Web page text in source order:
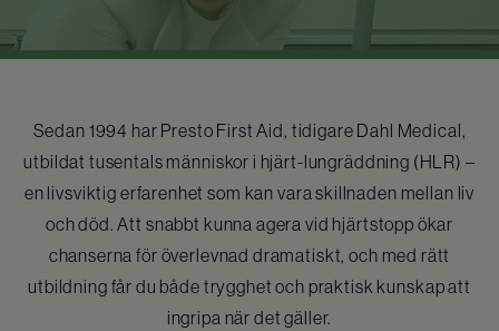
Sedan 1994 har Presto First Aid, tidigare Dahl Medical,
utbildat tusentals människor i hjärt-lungräddning (HLR) –
en livsviktig erfarenhet som kan vara skillnaden mellan liv
och död. Att snabbt kunna agera vid hjärtstopp ökar
chanserna för överlevnad dramatiskt, och med rätt
utbildning får du både trygghet och praktisk kunskap att
ingripa när det gäller.